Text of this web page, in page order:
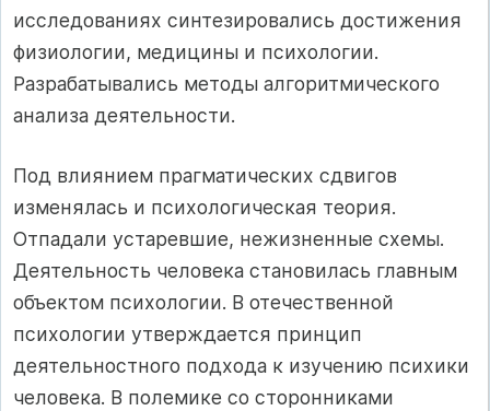
исследованиях синтезировались достижения
физиологии, медицины и психологии.
Разрабатывались методы алгоритмического
анализа деятельности.
Под влиянием прагматических сдвигов
изменялась и психологическая теория.
Отпадали устаревшие, нежизненные схемы.
Деятельность человека становилась главным
объектом психологии. В отечественной
психологии утверждается принцип
деятельностного подхода к изучению психики
человека. В полемике со сторонниками